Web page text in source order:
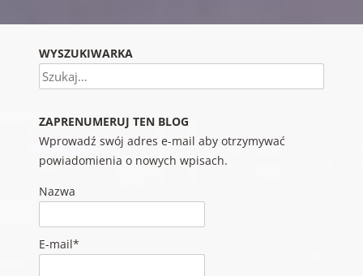
WYSZUKIWARKA
Szukaj
ZAPRENUMERUJ TEN BLOG
Wprowadź swój adres e-mail aby otrzymywać
powiadomienia o nowych wpisach.
Nazwa
E-mail*